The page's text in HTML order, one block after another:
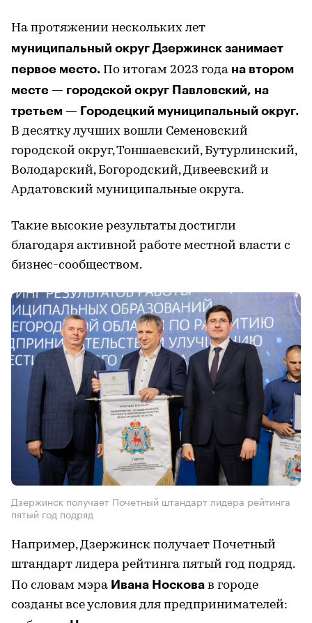
На протяжении нескольких лет
муниципальный округ Дзержинск занимает
первое место. По итогам 2023 года на втором
месте — городской округ Павловский, на
третьем — Городецкий муниципальный округ.
В десятку лучших вошли Семеновский
городской округ, Тоншаевский, Бутурлинский,
Володарский, Богородский, Дивеевский и
Ардатовский муниципальные округа.
Такие высокие результаты достигли
благодаря активной работе местной власти с
бизнес-сообществом.
Дзержинск получает Почетный штандарт лидера рейтинга
пятый год подряд
Например, Дзержинск получает Почетный
штандарт лидера рейтинга пятый год подряд.
По словам мэра Ивана Носкова в городе
созданы все условия для предпринимателей: